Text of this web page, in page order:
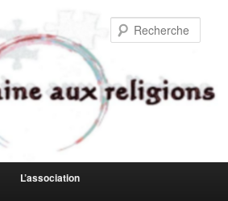
L’association